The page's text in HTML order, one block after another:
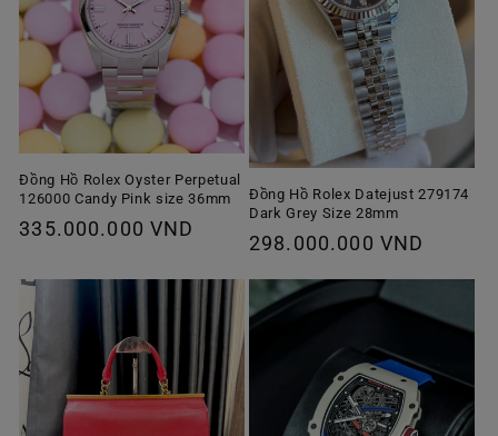
Đồng Hồ Rolex Oyster Perpetual
126000 Candy Pink size 36mm
Giá
thường
335.000.000 VND
Đồng Hồ Rolex Datejust 279174
Dark Grey Size 28mm
Giá
thường
298.000.000 VND